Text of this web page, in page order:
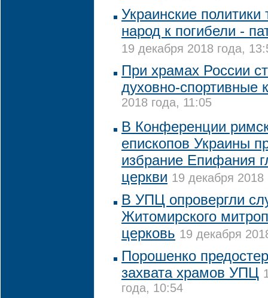
Украинские политики
народ к погибели -
19 декабря 2018 года,
При храмах России
духовно-спортивные
2018 года, 11:05
В Конференции
епископов Украины
избрание Епифания
церкви 19 декабря 2018
В УПЦ опровергли
Житомирского
церковь 19 декабря
Порошенко
захвата храмов УПЦ
года, 10:54